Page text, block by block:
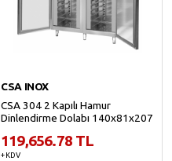
CSA INOX
CSA 304 2 Kapılı Hamur
Dinlendirme Dolabı 140x81x207
119,656.78 TL
+ KDV